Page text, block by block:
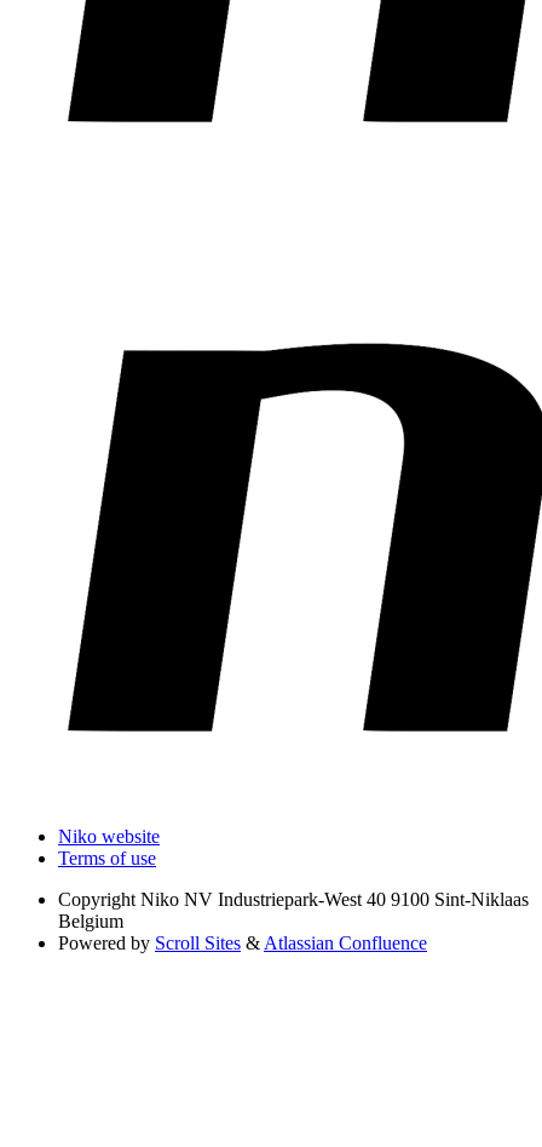
Niko website
Terms of use
Copyright Niko NV Industriepark-West 40 9100 Sint-Niklaas
Belgium
Powered by Scroll Sites & Atlassian Confluence